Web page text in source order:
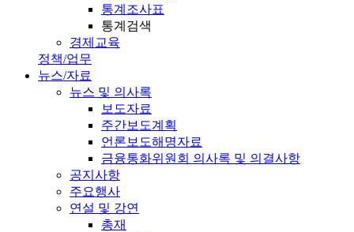
통계조사표
통계검색
경제교육
정책/업무
뉴스/자료
뉴스 및 의사록
보도자료
주간보도계획
언론보도해명자료
금융통화위원회 의사록 및 의결사항
공지사항
주요행사
연설 및 강연
총재